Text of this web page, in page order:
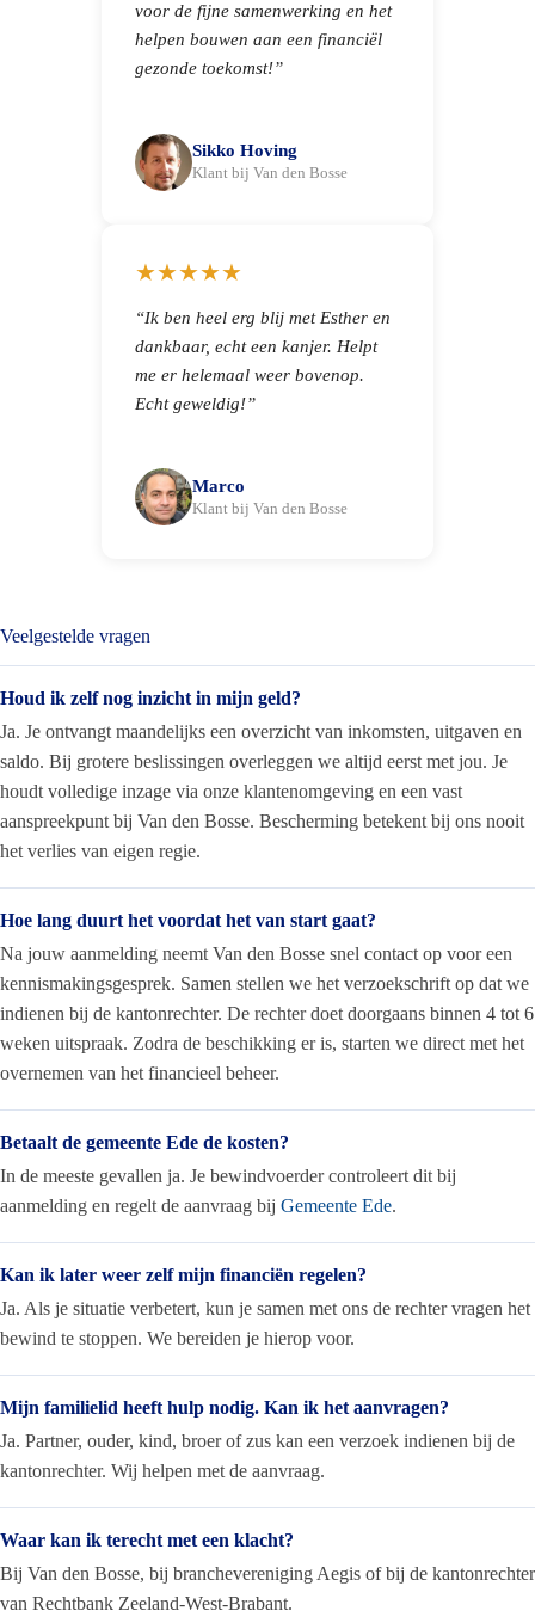
voor de fijne samenwerking en het
helpen bouwen aan een financiël
gezonde toekomst!”
Sikko Hoving
Klant bij Van den Bosse
★★★★★
“Ik ben heel erg blij met Esther en
dankbaar, echt een kanjer. Helpt
me er helemaal weer bovenop.
Echt geweldig!”
Marco
Klant bij Van den Bosse
Veelgestelde vragen
Houd ik zelf nog inzicht in mijn geld?
Ja. Je ontvangt maandelijks een overzicht van inkomsten, uitgaven en
saldo. Bij grotere beslissingen overleggen we altijd eerst met jou. Je
houdt volledige inzage via onze klantenomgeving en een vast
aanspreekpunt bij Van den Bosse. Bescherming betekent bij ons nooit
het verlies van eigen regie.
Hoe lang duurt het voordat het van start gaat?
Na jouw aanmelding neemt Van den Bosse snel contact op voor een
kennismakingsgesprek. Samen stellen we het verzoekschrift op dat we
indienen bij de kantonrechter. De rechter doet doorgaans binnen 4 tot 6
weken uitspraak. Zodra de beschikking er is, starten we direct met het
overnemen van het financieel beheer.
Betaalt de gemeente Ede de kosten?
In de meeste gevallen ja. Je bewindvoerder controleert dit bij
aanmelding en regelt de aanvraag bij Gemeente Ede.
Kan ik later weer zelf mijn financiën regelen?
Ja. Als je situatie verbetert, kun je samen met ons de rechter vragen het
bewind te stoppen. We bereiden je hierop voor.
Mijn familielid heeft hulp nodig. Kan ik het aanvragen?
Ja. Partner, ouder, kind, broer of zus kan een verzoek indienen bij de
kantonrechter. Wij helpen met de aanvraag.
Waar kan ik terecht met een klacht?
Bij Van den Bosse, bij branchevereniging Aegis of bij de kantonrechter
van Rechtbank Zeeland-West-Brabant.